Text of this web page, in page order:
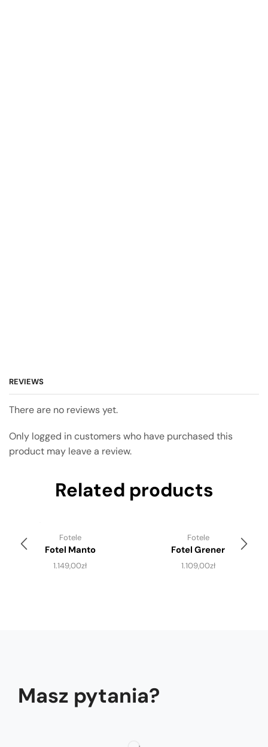
REVIEWS
There are no reviews yet.
Only logged in customers who have purchased this
product may leave a review.
Related products
Fotele
Fotel Manto
1.149,00zł
Fotele
Fotel Grener
1.109,00zł
Masz pytania?